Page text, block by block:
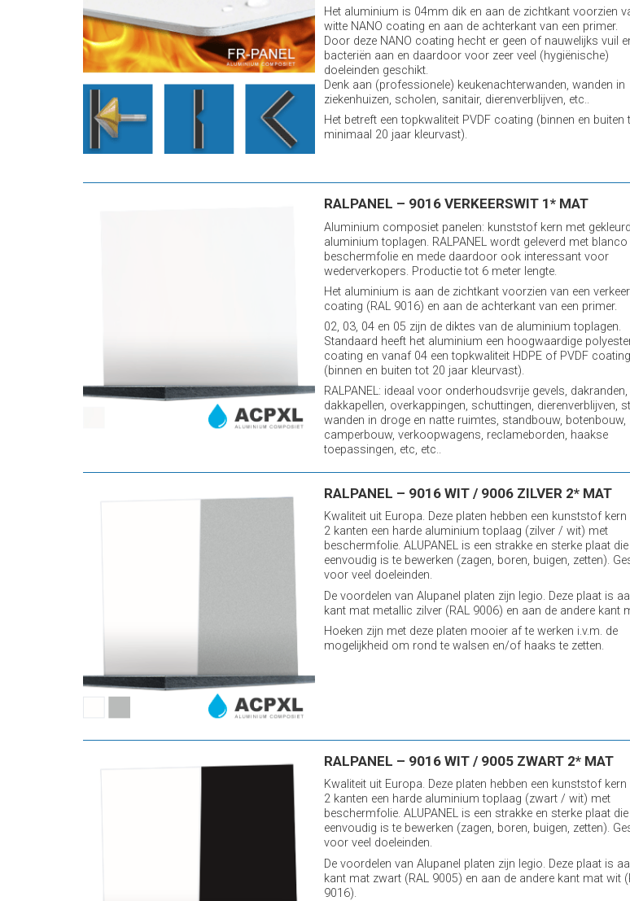
Het aluminium is 04mm dik en aan de zichtkant voorzien
witte NANO coating en aan de achterkant van een primer.
Door deze NANO coating hecht er geen of nauwelijks vuil
bacteriën aan en daardoor voor zeer veel (hygiënische)
doeleinden geschikt.
Denk aan (professionele) keukenachterwanden, wanden in
ziekenhuizen, scholen, sanitair, dierenverblijven, etc..
Het betreft een topkwaliteit PVDF coating (binnen en buiten
minimaal 20 jaar kleurvast).
RALPANEL – 9016 VERKEERSWIT 1* MAT
Aluminium composiet panelen: kunststof kern met
aluminium toplagen. RALPANEL wordt geleverd met blanco
beschermfolie en mede daardoor ook interessant voor
wederverkopers. Productie tot 6 meter lengte.
Het aluminium is aan de zichtkant voorzien van een
coating (RAL 9016) en aan de achterkant van een primer.
02, 03, 04 en 05 zijn de diktes van de aluminium toplagen.
Standaard heeft het aluminium een hoogwaardige
coating en vanaf 04 een topkwaliteit HDPE of PVDF coating
(binnen en buiten tot 20 jaar kleurvast).
RALPANEL: ideaal voor onderhoudsvrije gevels, dakranden,
dakkapellen, overkappingen, schuttingen, dierenverblijven,
wanden in droge en natte ruimtes, standbouw, botenbouw,
camperbouw, verkoopwagens, reclameborden, haakse
toepassingen, etc, etc..
RALPANEL – 9016 WIT / 9006 ZILVER 2* MAT
Kwaliteit uit Europa. Deze platen hebben een kunststof kern
2 kanten een harde aluminium toplaag (zilver / wit) met
beschermfolie. ALUPANEL is een strakke en sterke plaat die
eenvoudig is te bewerken (zagen, boren, buigen, zetten).
voor veel doeleinden.
De voordelen van Alupanel platen zijn legio. Deze plaat is
kant mat metallic zilver (RAL 9006) en aan de andere kant
Hoeken zijn met deze platen mooier af te werken i.v.m. de
mogelijkheid om rond te walsen en/of haaks te zetten.
RALPANEL – 9016 WIT / 9005 ZWART 2* MAT
Kwaliteit uit Europa. Deze platen hebben een kunststof kern
2 kanten een harde aluminium toplaag (zwart / wit) met
beschermfolie. ALUPANEL is een strakke en sterke plaat die
eenvoudig is te bewerken (zagen, boren, buigen, zetten).
voor veel doeleinden.
De voordelen van Alupanel platen zijn legio. Deze plaat is
kant mat zwart (RAL 9005) en aan de andere kant mat wit
9016).